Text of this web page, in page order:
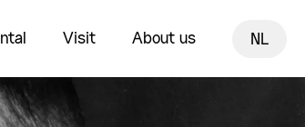
Visit About us NL